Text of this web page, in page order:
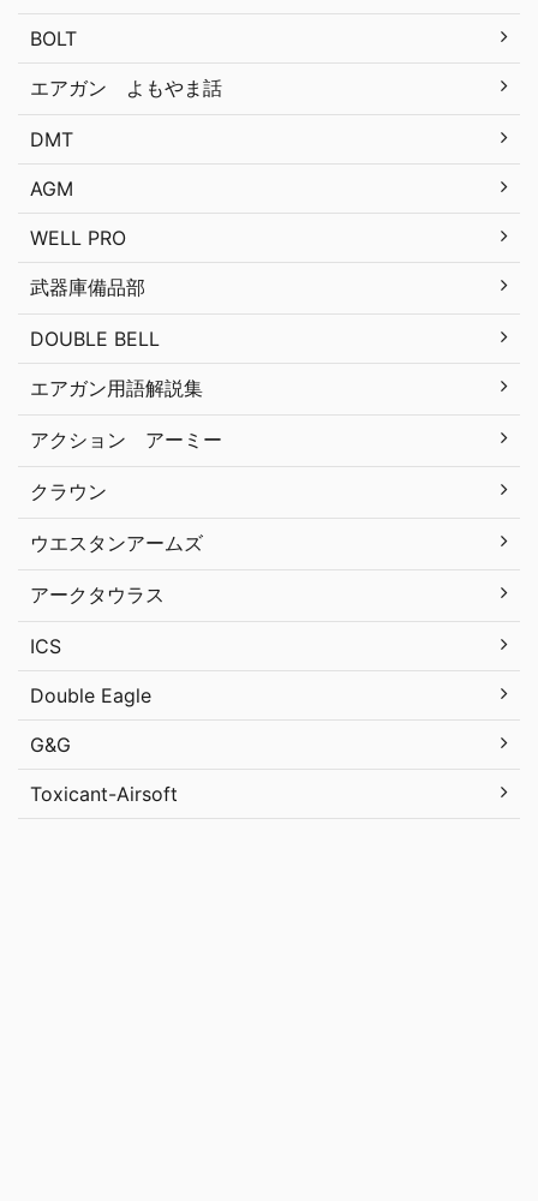
BOLT
エアガン よもやま話
DMT
AGM
WELL PRO
武器庫備品部
DOUBLE BELL
エアガン用語解説集
アクション アーミー
クラウン
ウエスタンアームズ
アークタウラス
ICS
Double Eagle
G&G
Toxicant-Airsoft